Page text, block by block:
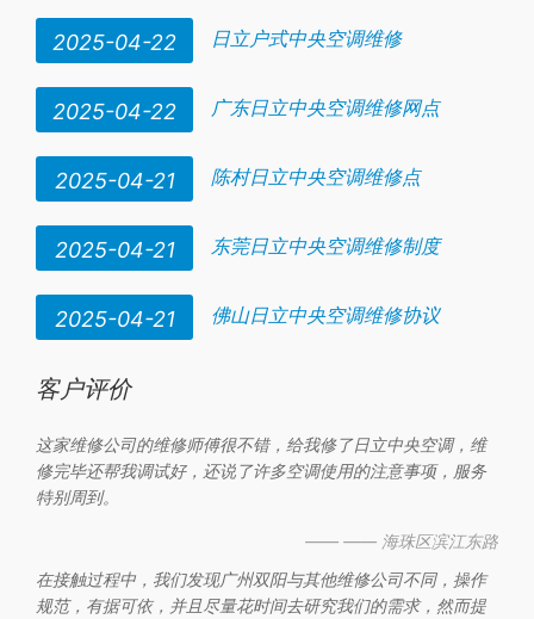
2025-04-22 日立户式中央空调维修
2025-04-22 广东日立中央空调维修网点
2025-04-21 陈村日立中央空调维修点
2025-04-21 东莞日立中央空调维修制度
2025-04-21 佛山日立中央空调维修协议
客户评价
这家维修公司的维修师傅很不错，给我修了日立中央空调，维
修完毕还帮我调试好，还说了许多空调使用的注意事项，服务
特别周到。
—— —— 海珠区滨江东路
在接触过程中，我们发现广州双阳与其他维修公司不同，操作
规范，有据可依，并且尽量花时间去研究我们的需求，然而提